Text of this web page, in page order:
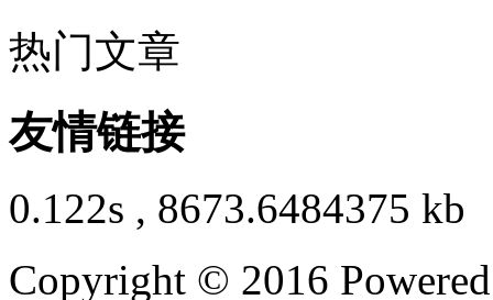
热门文章
友情链接
0.122s , 8673.6484375 kb
Copyright © 2016